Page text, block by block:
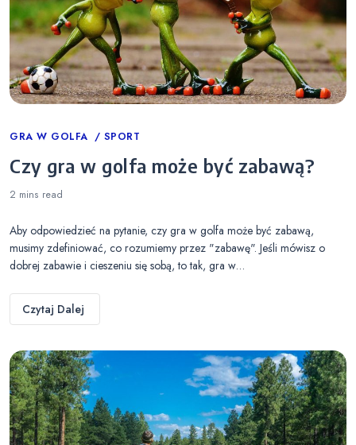
Categories
GRA W GOLFA SPORT
Czy gra w golfa może być zabawą?
2 mins read
Aby odpowiedzieć na pytanie, czy gra w golfa może być zabawą,
musimy zdefiniować, co rozumiemy przez "zabawę". Jeśli mówisz o
dobrej zabawie i cieszeniu się sobą, to tak, gra w…
Czytaj Dalej